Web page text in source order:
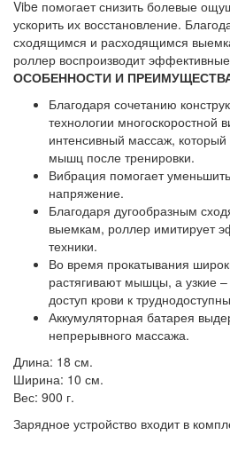
Vibe помогает снизить болевые
ускорить их восстановление.
сходящимся и расходящимся
роллер воспроизводит
ОСОБЕННОСТИ И
Благодаря сочетанию
технологии многоскоростной
интенсивный массаж, который
мышц после тренировки.
Вибрация помогает
напряжение.
Благодаря дугообразным
выемкам, роллер имитирует
техники.
Во время прокатывания
растягивают мышцы, а узкие
доступ крови к
Аккумуляторная батарея
непрерывного массажа.
Длина: 18 см.
Ширина: 10 см.
Вес: 900 г.
Зарядное устройство входит в